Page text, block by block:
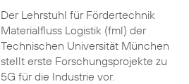
Der Lehrstuhl für Fördertechnik
Materialfluss Logistik (fml) der
Technischen Universität München
stellt erste Forschungsprojekte zu
5G für die Industrie vor.